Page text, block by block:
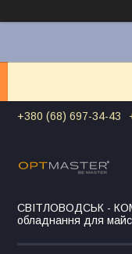
+380 (68) 697-34-43
СВІТЛОВОДСЬК -
обладнання для